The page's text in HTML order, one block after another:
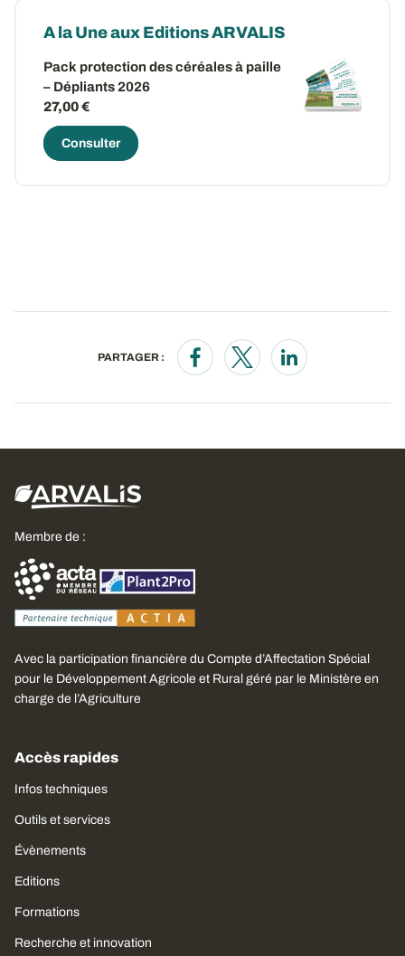
A la Une aux Editions ARVALIS
Pack protection des céréales à paille
– Dépliants 2026
27,00 €
Consulter
PARTAGER :
Opens in a new window
Opens in a new window
Opens in a new
Membre de :
Avec la participation financière du Compte d’Affectation Spécial
pour le Développement Agricole et Rural géré par le Ministère en
charge de l’Agriculture
Accès rapides
Infos techniques
Outils et services
Évènements
Editions
Formations
Recherche et innovation